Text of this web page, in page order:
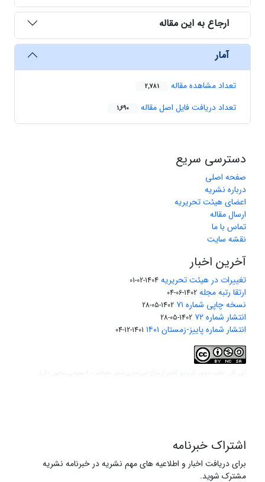
ارجاع به این مقاله
آمار
تعداد مشاهده مقاله 2,781
تعداد دریافت فایل اصل مقاله 1,690
دسترسی سریع
صفحه اصلی
درباره نشریه
اعضای هیئت تحریریه
ارسال مقاله
تماس با ما
نقشه سایت
آخرین اخبار
تغییرات در هیئت تحریریه 1404-02-01
ارتقا رتبه مجله 1402-06-04
نسخه چاپی شماره ۷۱ 1402-05-28
انتشار شماره ۷۲ 1402-05-28
انتشار شماره پاییز-زمستان ۱۴۰۱ 1401-12-04
اشتراک خبرنامه
برای دریافت اخبار و اطلاعیه های مهم نشریه در خبرنامه نشریه
مشترک شوید.